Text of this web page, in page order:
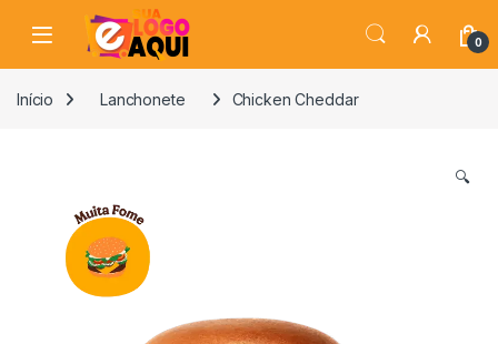
Skip to navigation
Skip to content
0
Início Lanchonete Chicken Cheddar
🔍